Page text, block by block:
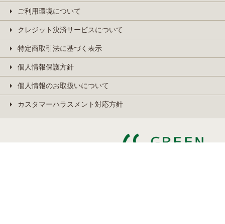
ご利用環境について
クレジット決済サービスについて
特定商取引法に基づく表示
個人情報保護方針
個人情報のお取扱いについて
カスタマーハラスメント対応方針